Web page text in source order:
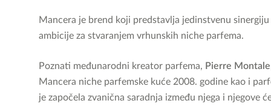
proizvoda.
Mancera je brend koji predstavlja jedinstvenu
ambicije za stvaranjem vrhunskih niche parfema.
Poznati međunarodni kreator parfema, Pierre Montale
Mancera niche parfemske kuće 2008. godine kao i
je započela zvanična saradnja između njega i njegove